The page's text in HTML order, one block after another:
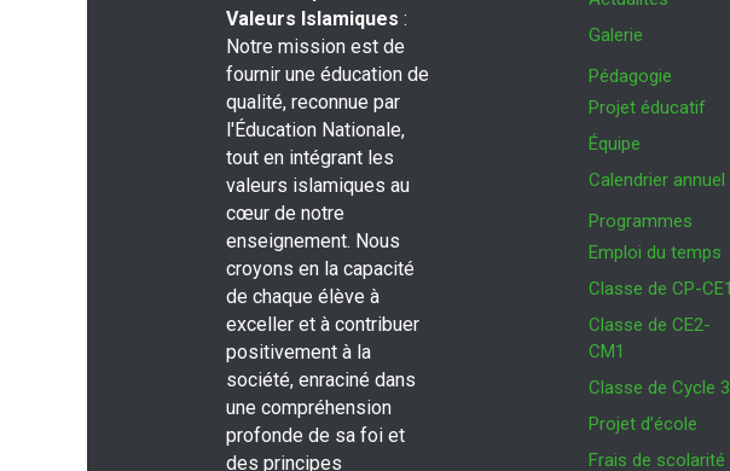
Valeurs Islamiques :
Notre mission est de
fournir une éducation de
qualité, reconnue par
l'Éducation Nationale,
tout en intégrant les
valeurs islamiques au
cœur de notre
enseignement. Nous
croyons en la capacité
de chaque élève à
exceller et à contribuer
positivement à la
société, enraciné dans
une compréhension
profonde de sa foi et
des principes
Galerie
Pédagogie
Projet éducatif
Équipe
Calendrier annuel
Programmes
Emploi du temps
Classe de CP-CE1
Classe de CE2-
CM1
Classe de Cycle 3
Projet d’école
Frais de scolarité